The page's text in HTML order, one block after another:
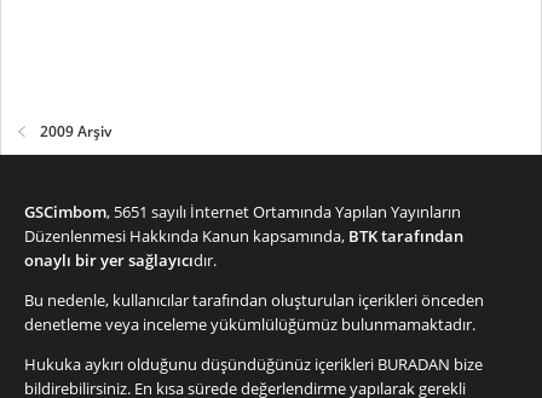
2009 Arşiv
GSCimbom, 5651 sayılı İnternet Ortamında Yapılan Yayınların
Düzenlenmesi Hakkında Kanun kapsamında, BTK tarafından
onaylı bir yer sağlayıcıdır.
Bu nedenle, kullanıcılar tarafından oluşturulan içerikleri önceden
denetleme veya inceleme yükümlülüğümüz bulunmamaktadır.
Hukuka aykırı olduğunu düşündüğünüz içerikleri BURADAN bize
bildirebilirsiniz. En kısa sürede değerlendirme yapılarak gerekli